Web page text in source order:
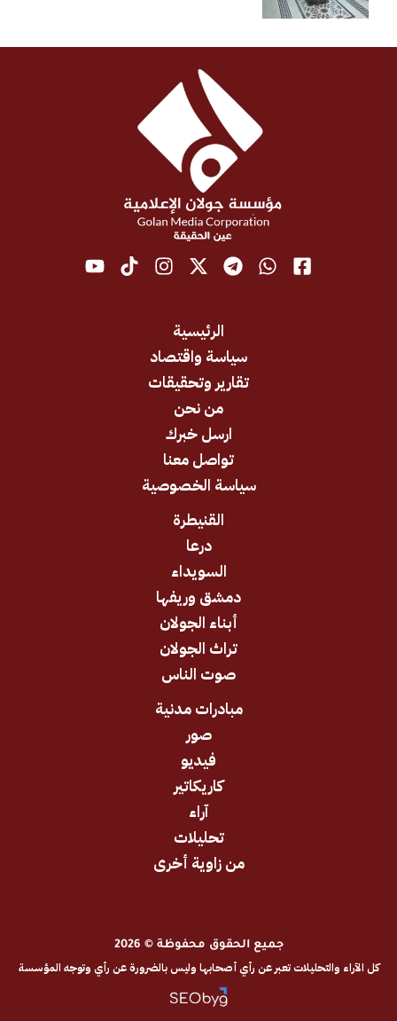
سياسة واقتصاد
تقارير وتحقيقات
ارسل خبرك
تواصل معنا
سياسة الخصوصية
دمشق وريفها
أبناء الجولان
تراث الجولان
صوت الناس
مبادرات مدنية
من زاوية أخرى
جميع الحقوق محفوظة © 2026
تعبر عن رأي أصحابها وليس بالضرورة عن رأي وتوجه المؤسسة